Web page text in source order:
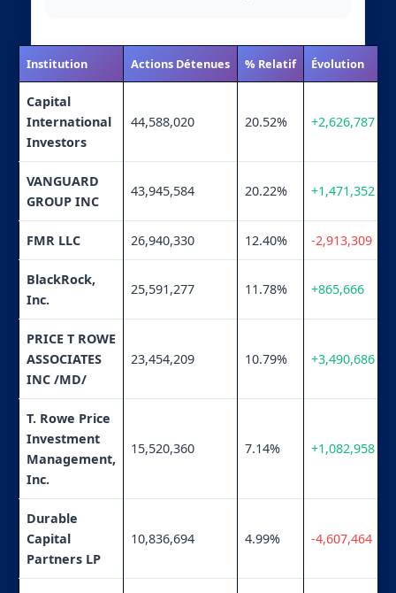
Institution Actions Détenues % Relatif Évolution
Capital
International
Investors
44,588,020 20.52% +2,626,787
VANGUARD
GROUP INC
43,945,584 20.22% +1,471,352
FMR LLC 26,940,330 12.40% -2,913,309
BlackRock,
Inc.
25,591,277 11.78% +865,666
PRICE T ROWE
ASSOCIATES
INC /MD/
23,454,209 10.79% +3,490,686
T. Rowe Price
Investment
Management,
Inc.
15,520,360 7.14% +1,082,958
Durable
Capital
Partners LP
10,836,694 4.99% -4,607,464